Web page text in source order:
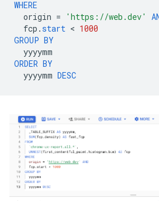
WHERE
origin = 'https://web.dev'
fcp .start < 1000
GROUP BY
yyyymm
ORDER BY
yyyymm DESC